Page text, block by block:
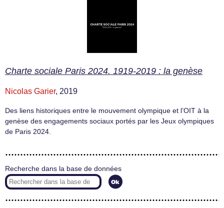
Charte sociale Paris 2024. 1919-2019 : la genèse
Nicolas Garier, 2019
Des liens historiques entre le mouvement olympique et l’OIT à la
genèse des engagements sociaux portés par les Jeux olympiques
de Paris 2024.
Recherche dans la base de données